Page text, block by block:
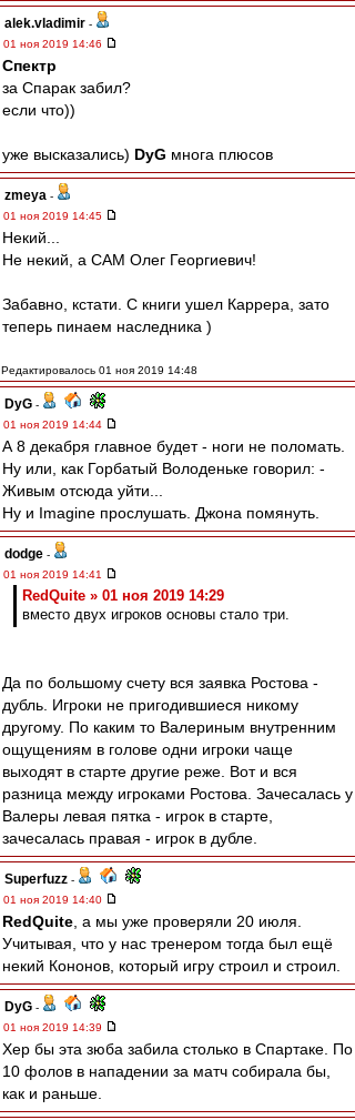
alek.vladimir -
01 ноя 2019 14:46
Спектр
за Спарак забил?
если что))
уже высказались) DyG многа плюсов
zmeya -
01 ноя 2019 14:45
Некий...
Не некий, а САМ Олег Георгиевич!
Забавно, кстати. С книги ушел Каррера, зато
теперь пинаем наследника )
Редактировалось 01 ноя 2019 14:48
DyG -
01 ноя 2019 14:44
А 8 декабря главное будет - ноги не поломать.
Ну или, как Горбатый Володеньке говорил: -
Живым отсюда уйти...
Ну и Imagine прослушать. Джона помянуть.
dodge -
01 ноя 2019 14:41
RedQuite » 01 ноя 2019 14:29
вместо двух игроков основы стало три.
Да по большому счету вся заявка Ростова -
дубль. Игроки не пригодившиеся никому
другому. По каким то Валериным внутренним
ощущениям в голове одни игроки чаще
выходят в старте другие реже. Вот и вся
разница между игроками Ростова. Зачесалась у
Валеры левая пятка - игрок в старте,
зачесалась правая - игрок в дубле.
Superfuzz -
01 ноя 2019 14:40
RedQuite , а мы уже проверяли 20 июля.
Учитывая, что у нас тренером тогда был ещё
некий Кононов, который игру строил и строил.
DyG -
01 ноя 2019 14:39
Хер бы эта зюба забила столько в Спартаке. По
10 фолов в нападении за матч собирала бы,
как и раньше.